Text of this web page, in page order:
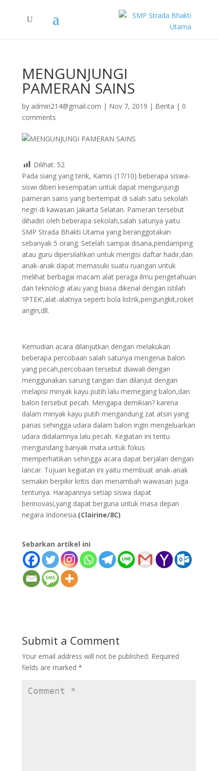
MENGUNJUNGI
PAMERAN SAINS
by admin214@gmail.com | Nov 7, 2019 | Berita | 0
comments
Dilihat: 52
Pada siang yang terik, Kamis (17/10) beberapa siswa-
siswi diberi kesempatan untuk dapat mengunjungi
pameran sains yang bertempat di salah satu sekolah
negri di kawasan Jakarta Selatan. Pameran tersebut
dihadiri oleh beberapa sekolah,salah satunya yaitu
SMP Strada Bhakti Utama yang beranggotakan
sebanyak 5 orang. Setelah sampai disana,pendamping
atau guru dipersilahkan untuk mengisi daftar hadir,dan
anak-anak dapat memasuki suatu ruangan untuk
melihat berbagai macam alat peraga ilmu pengetahuan
dan teknologi atau yang biasa dikenal dengan istilah
‘IPTEK’,alat-alatnya seperti bola listrik,pengungkit,roket
angin,dll.
Kemudian acara dilanjutkan dengan melakukan
beberapa percobaan salah satunya mengenai balon
yang pecah,percobaan tersebut diawali dengan
menggunakan sarung tangan dan dilanjut dengan
melapisi minyak kayu putih lalu memegang balon,dan
balon tersebut pecah. Mengapa demikian? karena
dalam minyak kayu putih mengandung zat atsiri yang
panas sehingga udara dalam balon ingin mengeluarkan
udara didalamnya lalu pecah. Kegiatan ini tentu
mengundang banyak mata untuk fokus
memperhatikan sehingga acara dapat berjalan dengan
lancar. Tujuan kegiatan ini yaitu membuat anak-anak
semakin berpikir kritis dan menambah wawasan juga
tentunya. Harapannya setiap siswa dapat
berinovasi,yang dapat berguna untuk masa depan
negara Indonesia.(Clairine/8C)
Sebarkan artikel ini
Submit a Comment
Your email address will not be published. Required
fields are marked *